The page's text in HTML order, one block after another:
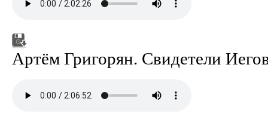
Артём Григорян. Свидетели